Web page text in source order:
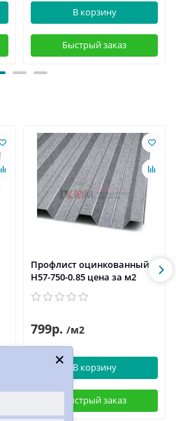
В корзину
Быстрый заказ
Профлист оцинкованный
H57-750-0.85 цена за м2
799р. /м2
В корзину
Быстрый заказ